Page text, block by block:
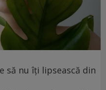
să nu îți lipsească din